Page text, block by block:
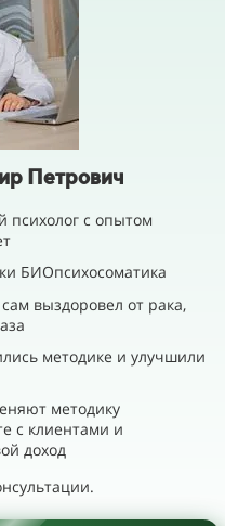
Петрович
психолог с опытом
БИОпсихосоматика
выздоровел от рака,
методике и улучшили
методику
с клиентами и
доход